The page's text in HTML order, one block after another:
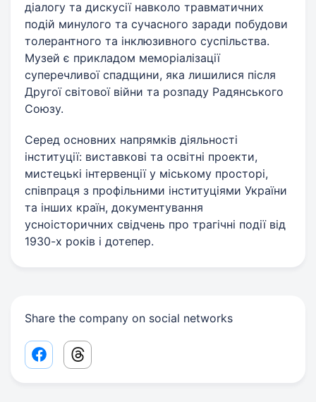
діалогу та дискусії навколо травматичних
подій минулого та сучасного заради побудови
толерантного та інклюзивного суспільства.
Музей є прикладом меморіалізації
суперечливої спадщини, яка лишилися після
Другої світової війни та розпаду Радянського
Союзу.
Серед основних напрямків діяльності
інституції: виставкові та освітні проекти,
мистецькі інтервенції у міському просторі,
співпраця з профільними інституціями України
та інших країн, документування
усноісторичних свідчень про трагічні події від
1930-х років і дотепер.
Share the company on social networks
Facebook share link
Threads share link